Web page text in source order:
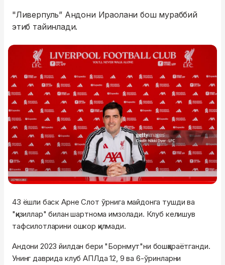
"Ливерпуль” Андони Ираолани бош мураббий
этиб тайинлади.
43 ёшли баск Арне Слот ўрнига майдонга тушди ва
"қизиллар" билан шартнома имзолади. Клуб келишув
тафсилотларини ошкор қилмади.
Андони 2023 йилдан бери "Борнмут"ни бошқараётганди.
Унинг даврида клуб АПЛда 12, 9 ва 6-ўринларни